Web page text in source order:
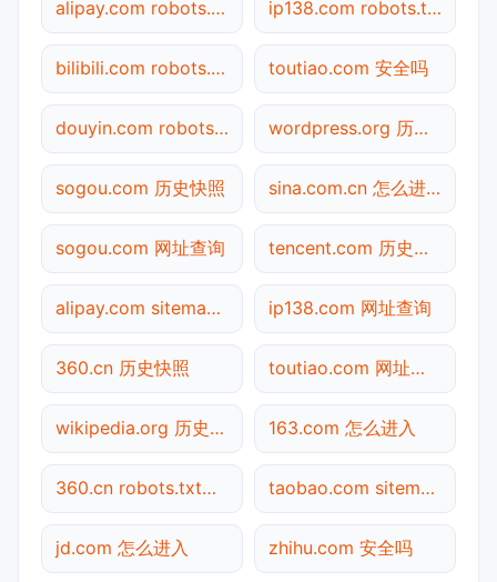
alipay.com robots.txt检测 ip138.com robots.txt检测
bilibili.com robots.txt检测 toutiao.com 安全吗
douyin.com robots.txt检测 wordpress.org 历史快照
sogou.com 历史快照 sina.com.cn 怎么进入
sogou.com 网址查询 tencent.com 历史快照
alipay.com sitemap.xml检测 ip138.com 网址查询
360.cn 历史快照 toutiao.com 网址查询
wikipedia.org 历史快照 163.com 怎么进入
360.cn robots.txt检测 taobao.com sitemap.xml检测
jd.com 怎么进入 zhihu.com 安全吗